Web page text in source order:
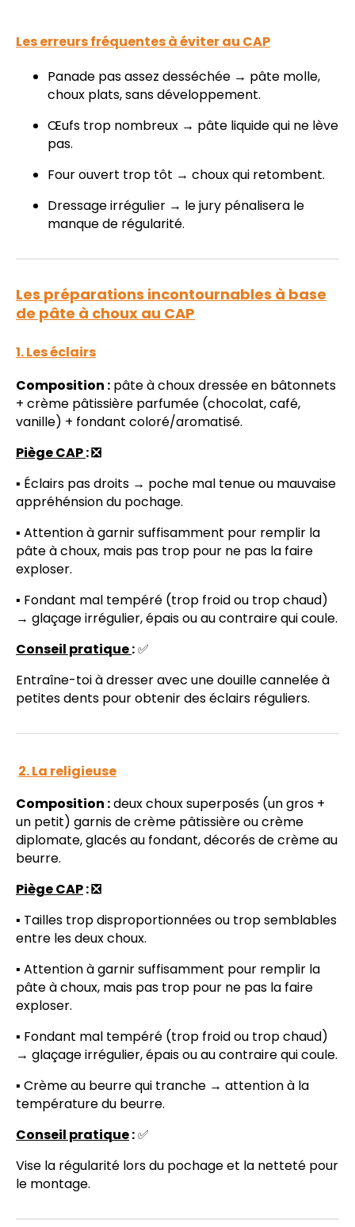
Les erreurs fréquentes à éviter au CAP
Panade pas assez desséchée → pâte molle,
choux plats, sans développement.
Œufs trop nombreux → pâte liquide qui ne lève
pas.
Four ouvert trop tôt → choux qui retombent.
Dressage irrégulier → le jury pénalisera le
manque de régularité.
Les préparations incontournables à base
de pâte à choux au CAP
1. Les éclairs
Composition : pâte à choux dressée en bâtonnets
+ crème pâtissière parfumée (chocolat, café,
vanille) + fondant coloré/aromatisé.
Piège CAP: ❎
▪️ Éclairs pas droits → poche mal tenue ou mauvaise
appréhénsion du pochage.
▪️ Attention à garnir suffisamment pour remplir la
pâte à choux, mais pas trop pour ne pas la faire
exploser.
▪️ Fondant mal tempéré (trop froid ou trop chaud)
→ glaçage irrégulier, épais ou au contraire qui coule.
Conseil pratique:✅
Entraîne-toi à dresser avec une douille cannelée à
petites dents pour obtenir des éclairs réguliers.
2. La religieuse
Composition :deux choux superposés (un gros +
un petit) garnis de crème pâtissière ou crème
diplomate, glacés au fondant, décorés de crème au
beurre.
Piège CAP: ❎
▪️ Tailles trop disproportionnées ou trop semblables
entre les deux choux.
▪️ Attention à garnir suffisamment pour remplir la
pâte à choux, mais pas trop pour ne pas la faire
exploser.
▪️ Fondant mal tempéré (trop froid ou trop chaud)
→ glaçage irrégulier, épais ou au contraire qui coule.
▪️ Crème au beurre qui tranche → attention à la
température du beurre.
Conseil pratique:✅
Vise la régularité lors du pochage et la netteté pour
le montage.